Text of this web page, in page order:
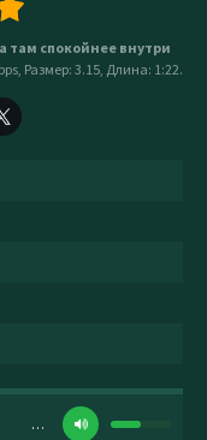
там спокойнее внутри
Размер: 3.15, Длина: 1:22.
…